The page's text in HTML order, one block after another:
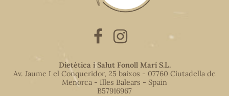
Dietètica i Salut Fonoll Marí S.L.
Av. Jaume I el Conqueridor, 25 baixos - 07760 Ciutadella de
Menorca - Illes Balears - Spain
B57916967